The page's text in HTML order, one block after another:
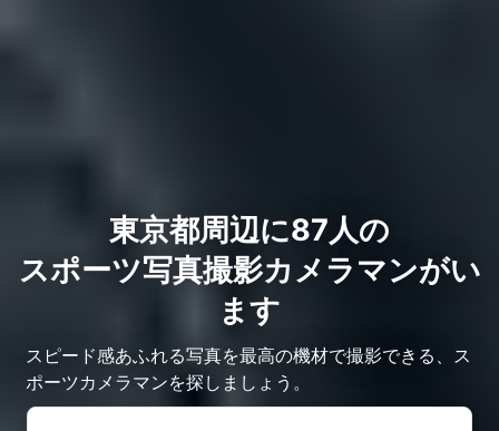
東京都周辺に87人の
スポーツ写真撮影カメラマンがい
ます
スピード感あふれる写真を最高の機材で撮影できる、ス
ポーツカメラマンを探しましょう。